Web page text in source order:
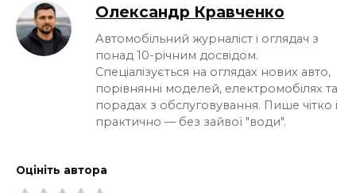
Олександр Кравченко
Автомобільний журналіст і оглядач з
понад 10-річним досвідом.
Спеціалізується на оглядах нових авто,
порівнянні моделей, електромобілях та
порадах з обслуговування. Пише чітко і
практично — без зайвої "води".
Оцініть автора